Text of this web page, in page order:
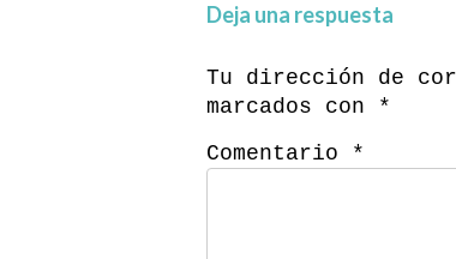
Deja una respuesta
Tu dirección de
marcados con *
Comentario *